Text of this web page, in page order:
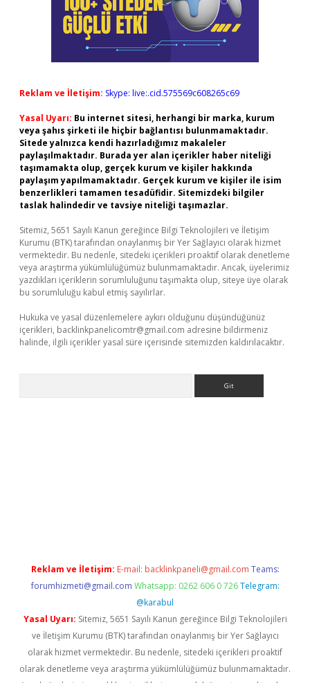
Reklam ve İletişim: Skype: live:.cid.575569c608265c69
Yasal Uyarı: Bu internet sitesi, herhangi bir marka, kurum
veya şahıs şirketi ile hiçbir bağlantısı bulunmamaktadır.
Sitede yalnızca kendi hazırladığımız makaleler
paylaşılmaktadır. Burada yer alan içerikler haber niteliği
taşımamakta olup, gerçek kurum ve kişiler hakkında
paylaşım yapılmamaktadır. Gerçek kurum ve kişiler ile isim
benzerlikleri tamamen tesadüfidir. Sitemizdeki bilgiler
taslak halindedir ve tavsiye niteliği taşımazlar.
Sitemiz, 5651 Sayılı Kanun gereğince Bilgi Teknolojileri ve İletişim
Kurumu (BTK) tarafından onaylanmış bir Yer Sağlayıcı olarak hizmet
vermektedir. Bu nedenle, sitedeki içerikleri proaktif olarak denetleme
veya araştırma yükümlülüğümüz bulunmamaktadır. Ancak, üyelerimiz
yazdıkları içeriklerin sorumluluğunu taşımakta olup, siteye üye olarak
bu sorumluluğu kabul etmiş sayılırlar.
Hukuka ve yasal düzenlemelere aykırı olduğunu düşündüğünüz
içerikleri, backlinkpanelicomtr@gmail.com adresine bildirmeniz
halinde, ilgili içerikler yasal süre içerisinde sitemizden kaldırılacaktır.
Reklam ve İletişim: E-mail: backlinkpaneli@gmail.com Teams:
forumhizmeti@gmail.com Whatsapp: 0262 606 0 726 Telegram:
@karabul
Yasal Uyarı: Sitemiz, 5651 Sayılı Kanun gereğince Bilgi Teknolojileri
ve İletişim Kurumu (BTK) tarafından onaylanmış bir Yer Sağlayıcı
olarak hizmet vermektedir. Bu nedenle, sitedeki içerikleri proaktif
olarak denetleme veya araştırma yükümlülüğümüz bulunmamaktadır.